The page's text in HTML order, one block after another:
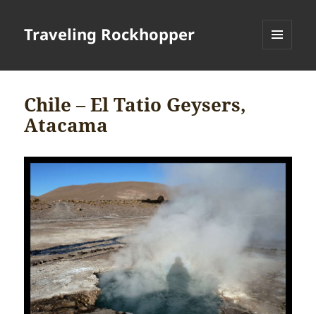
Traveling Rockhopper
Chile – El Tatio Geysers,
Atacama